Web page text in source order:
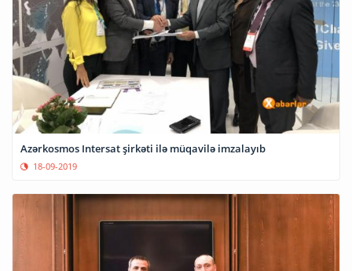
Azərkosmos Intersat şirkəti ilə müqavilə imzalayıb
18-09-2019